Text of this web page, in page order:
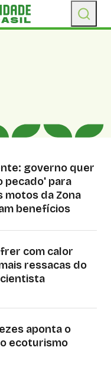
governo quer
pecado' para
motos da Zona
benefícios
com calor
ressacas do
aponta o
ecoturismo